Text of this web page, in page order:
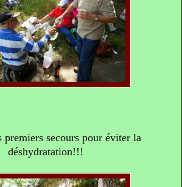
premiers secours pour éviter la
déshydratation!!!